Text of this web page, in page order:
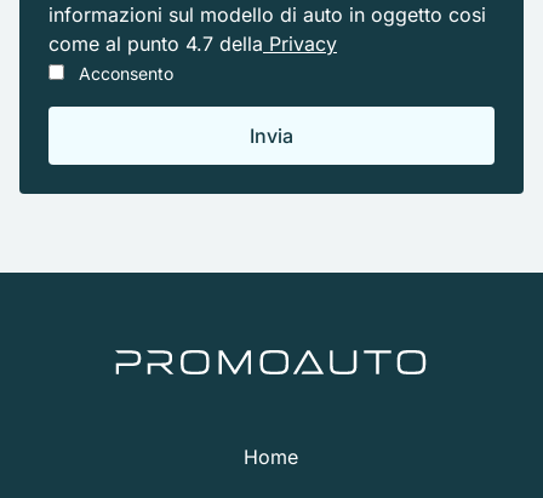
informazioni sul modello di auto in oggetto cosi
come al punto 4.7 della Privacy
Acconsento
Home